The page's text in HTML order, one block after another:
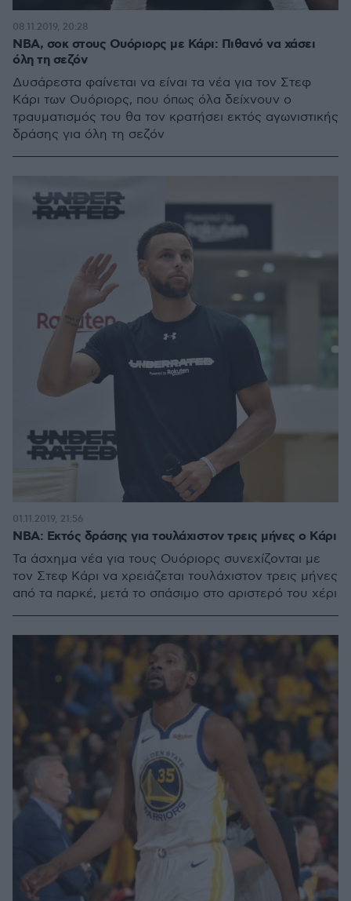
NBA, σοκ στους Ουόριορς με Κάρι: Πιθανό να χάσει
όλη τη σεζόν
Δυσάρεστα φαίνεται να είναι τα νέα για τον Στεφ
Κάρι των Ουόριορς, που όπως όλα δείχνουν ο
τραυματισμός του θα τον κρατήσει εκτός αγωνιστικής
δράσης για όλη τη σεζόν
08.11.2019, 20:28
NBA: Εκτός δράσης για τουλάχιστον τρεις μήνες ο Κάρι
Τα άσχημα νέα για τους Ουόριορς συνεχίζονται με
τον Στεφ Κάρι να χρειάζεται τουλάχιστον τρεις μήνες
από τα παρκέ, μετά το σπάσιμο στο αριστερό του χέρι
01.11.2019, 21:56